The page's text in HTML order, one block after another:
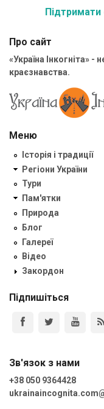
Підтримати
Про сайт
«Україна Інкогніта» -
краєзнавства.
Меню
Історія і традиції
Регіони України
Тури
Пам'ятки
Природа
Блог
Галереї
Відео
Закордон
Підпишіться
Зв'язок з нами
+38 050 9364428